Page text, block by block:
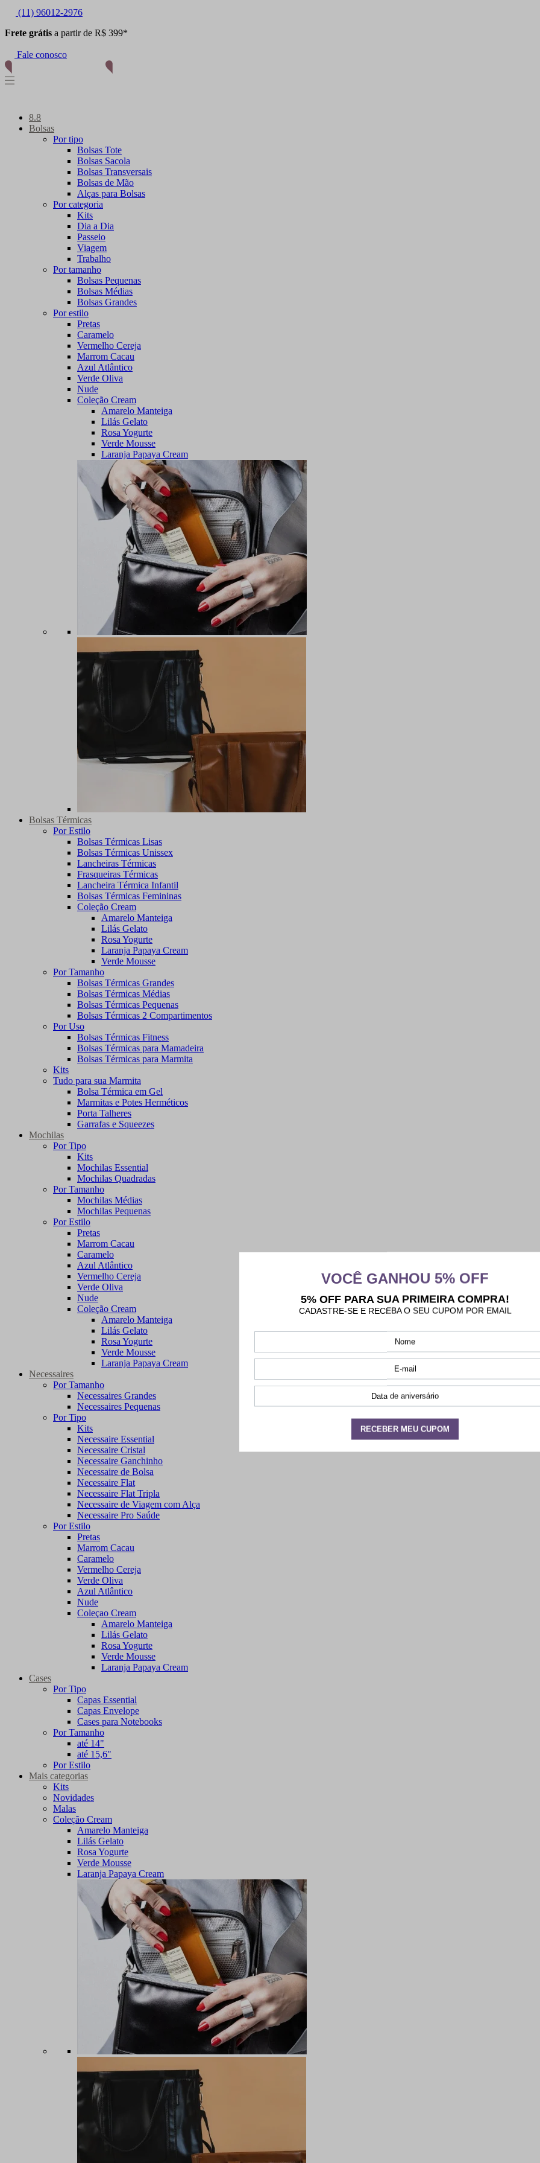
(11) 96012-2976
Frete grátis a partir de R$ 399*
Fale conosco
8.8
Bolsas
Por tipo
Bolsas Tote
Bolsas Sacola
Bolsas Transversais
Bolsas de Mão
Alças para Bolsas
Por categoria
Kits
Dia a Dia
Passeio
Viagem
Trabalho
Por tamanho
Bolsas Pequenas
Bolsas Médias
Bolsas Grandes
Por estilo
Pretas
Caramelo
Vermelho Cereja
Marrom Cacau
Azul Atlântico
Verde Oliva
Nude
Coleção Cream
Amarelo Manteiga
Lilás Gelato
Rosa Yogurte
Verde Mousse
Laranja Papaya Cream
Bolsas Térmicas
Por Estilo
Bolsas Térmicas Lisas
Bolsas Térmicas Unissex
Lancheiras Térmicas
Frasqueiras Térmicas
Lancheira Térmica Infantil
Bolsas Térmicas Femininas
Coleção Cream
Amarelo Manteiga
Lilás Gelato
Rosa Yogurte
Laranja Papaya Cream
Verde Mousse
Por Tamanho
Bolsas Térmicas Grandes
Bolsas Térmicas Médias
Bolsas Térmicas Pequenas
Bolsas Térmicas 2 Compartimentos
Por Uso
Bolsas Térmicas Fitness
Bolsas Térmicas para Mamadeira
Bolsas Térmicas para Marmita
Kits
Tudo para sua Marmita
Bolsa Térmica em Gel
Marmitas e Potes Herméticos
Porta Talheres
Garrafas e Squeezes
Mochilas
Por Tipo
Kits
Mochilas Essential
Mochilas Quadradas
Por Tamanho
Mochilas Médias
Mochilas Pequenas
Por Estilo
Pretas
Marrom Cacau
Caramelo
Azul Atlântico
Vermelho Cereja
Verde Oliva
Nude
Coleção Cream
Amarelo Manteiga
Lilás Gelato
Rosa Yogurte
Verde Mousse
Laranja Papaya Cream
Necessaires
Por Tamanho
Necessaires Grandes
Necessaires Pequenas
Por Tipo
Kits
Necessaire Essential
Necessaire Cristal
Necessaire Ganchinho
Necessaire de Bolsa
Necessaire Flat
Necessaire Flat Tripla
Necessaire de Viagem com Alça
Necessaire Pro Saúde
Por Estilo
Pretas
Marrom Cacau
Caramelo
Vermelho Cereja
Verde Oliva
Azul Atlântico
Nude
Coleçao Cream
Amarelo Manteiga
Lilás Gelato
Rosa Yogurte
Verde Mousse
Laranja Papaya Cream
Cases
Por Tipo
Capas Essential
Capas Envelope
Cases para Notebooks
Por Tamanho
até 14"
até 15,6"
Por Estilo
Mais categorias
Kits
Novidades
Malas
Coleção Cream
Amarelo Manteiga
Lilás Gelato
Rosa Yogurte
Verde Mousse
Laranja Papaya Cream